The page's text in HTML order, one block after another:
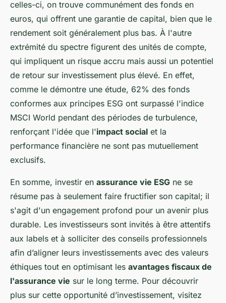
celles-ci, on trouve communément des fonds en
euros, qui offrent une garantie de capital, bien que le
rendement soit généralement plus bas. À l'autre
extrémité du spectre figurent des unités de compte,
qui impliquent un risque accru mais aussi un potentiel
de retour sur investissement plus élevé. En effet,
comme le démontre une étude, 62% des fonds
conformes aux principes ESG ont surpassé l'indice
MSCI World pendant des périodes de turbulence,
renforçant l'idée que l'impact social et la
performance financière ne sont pas mutuellement
exclusifs.
En somme, investir en assurance vie ESG ne se
résume pas à seulement faire fructifier son capital; il
s'agit d'un engagement profond pour un avenir plus
durable. Les investisseurs sont invités à être attentifs
aux labels et à solliciter des conseils professionnels
afin d’aligner leurs investissements avec des valeurs
éthiques tout en optimisant les avantages fiscaux de
l'assurance vie sur le long terme. Pour découvrir
plus sur cette opportunité d’investissement, visitez